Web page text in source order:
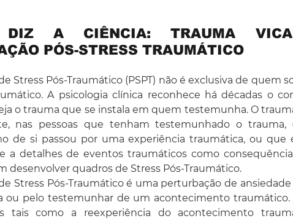
A CIÊNCIA: TRAUMA
PÓS-STRESS TRAUMÁTICO
Stress Pós-Traumático (PSPT) não é exclusiva de quem
A psicologia clínica reconhece há décadas o
o trauma que se instala em quem testemunha. O
nas pessoas que tenham testemunhado o trauma,
de si passou por uma experiência traumática, ou que
a detalhes de eventos traumáticos como
desenvolver quadros de Stress Pós-Traumático.
Stress Pós-Traumático é uma perturbação de
ou pelo testemunhar de um acontecimento traumático.
tais como a reexperiência do acontecimento